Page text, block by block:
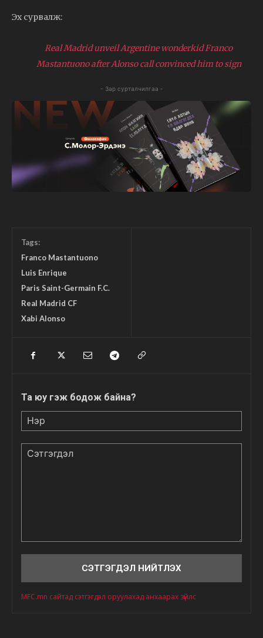
Эх сурвалж:
Real Madrid unveil Argentine wonderkid Franco
Mastantuono after Alonso call convinced him to sign
- Зар сурталчилгаа -
Tags:
Franco Mastantuono
Luis Enrique
Paris Saint-Germain F.C.
Real Madrid CF
Xabi Alonso
Та юу гэж бодож байна?
MFC.mn сайтад сэтгэгдэл оруулахад анхаарах зүйлс